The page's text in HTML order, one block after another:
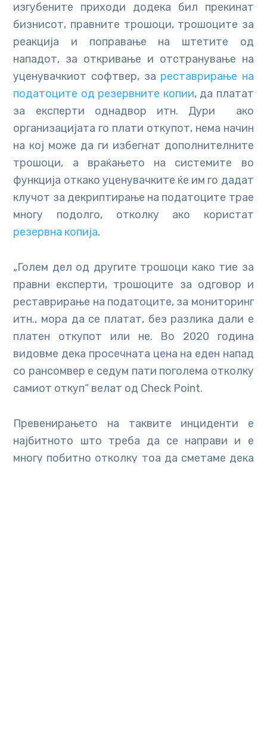
изгубените приходи додека бил прекинат
бизнисот, правните трошоци, трошоците за
реакција и поправање на штетите од
нападот, за откривање и отстранување на
уценувачкиот софтвер, за реставрирање на
податоците од резервните копии, да платат
за експерти однадвор итн. Дури ако
организацијата го плати откупот, нема начин
на кој може да ги избегнат дополнителните
трошоци, а враќањето на системите во
функција откако уценувачките ќе им го дадат
клучот за декриптирање на податоците трае
многу подолго, отколку ако користат
резервна копија.
„Голем дел од другите трошоци како тие за
правни експерти, трошоците за одговор и
реставрирање на податоците, за мониторинг
итн., мора да се платат, без разлика дали е
платен откупот или не. Во 2020 година
видовме дека просечната цена на еден напад
со рансомвер е седум пати поголема отколку
самиот откуп“ велат од Check Point.
Превенирањето на таквите инциденти е
најбитното што треба да се направи и е
многу побитно отколку тоа да сметаме дека